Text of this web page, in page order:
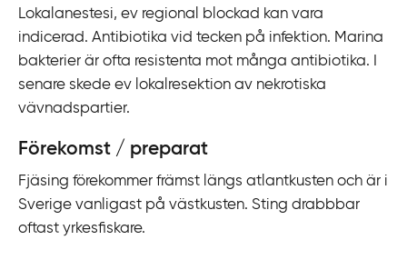
Lokalanestesi, ev regional blockad kan vara
indicerad. Antibiotika vid tecken på infektion. Marina
bakterier är ofta resistenta mot många antibiotika. I
senare skede ev lokalresektion av nekrotiska
vävnadspartier.
Förekomst / preparat
Fjäsing förekommer främst längs atlantkusten och är i
Sverige vanligast på västkusten. Sting drabbbar
oftast yrkesfiskare.